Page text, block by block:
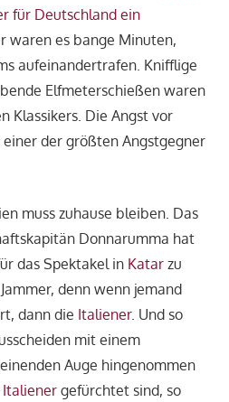
für Deutschland ein
waren es bange Minuten,
aufeinandertrafen. Knifflige
Elfmeterschießen waren
Klassikers. Die Angst vor
der größten Angstgegner
muss zuhause bleiben. Das
Donnarumma hat
das Spektakel in Katarzu
denn wenn jemand
dann die Italiener. Und so
mit einem
Auge hingenommen
Italienergefürchtet sind, so